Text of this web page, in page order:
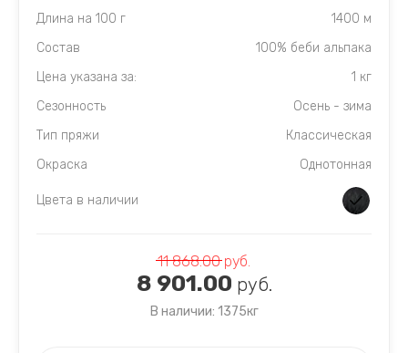
Длина на 100 г
1400 м
Состав
100% беби альпака
Цена указана за:
1 кг
Сезонность
Осень - зима
Тип пряжи
Классическая
Окраска
Однотонная
Цвета в наличии
11 868.00руб.
8 901.00 руб.
В наличии: 1375кг